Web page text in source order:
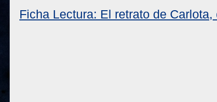
Ficha Lectura: El retrato de